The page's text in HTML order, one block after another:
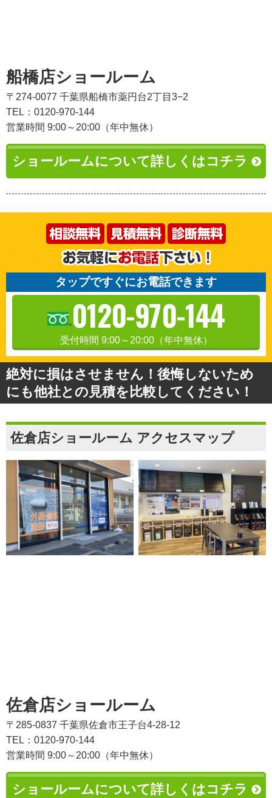
船橋店ショールーム
〒274-0077 千葉県船橋市薬円台2丁目3−2
TEL：0120-970-144
営業時間 9:00～20:00（年中無休）
ショールームについて詳しくはコチラ
タップですぐにお電話できます
0120-970-144
受付時間 9:00～20:00（年中無休）
絶対に損はさせません！後悔しないため
にも他社との見積を比較してください！
佐倉店ショールーム アクセスマップ
佐倉店ショールーム
〒285-0837 千葉県佐倉市王子台4-28-12
TEL：0120-970-144
営業時間 9:00～20:00（年中無休）
ショールームについて詳しくはコチラ